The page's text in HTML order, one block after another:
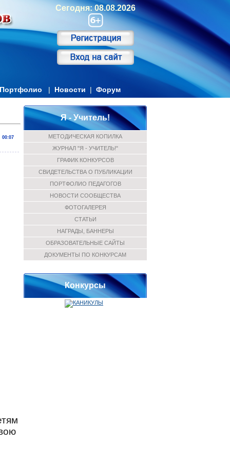
Сегодня: 08.08.2026
Портфолио | Новости | Форум
00:07
Я - Учитель!
МЕТОДИЧЕСКАЯ КОПИЛКА
ЖУРНАЛ "Я - УЧИТЕЛЬ!"
ГРАФИК КОНКУРСОВ
СВИДЕТЕЛЬСТВА О ПУБЛИКАЦИИ
ПОРТФОЛИО ПЕДАГОГОВ
НОВОСТИ СООБЩЕСТВА
ФОТОГАЛЕРЕЯ
СТАТЬИ
НАГРАДЫ, БАННЕРЫ
ОБРАЗОВАТЕЛЬНЫЕ САЙТЫ
ДОКУМЕНТЫ ПО КОНКУРСАМ
Конкурсы